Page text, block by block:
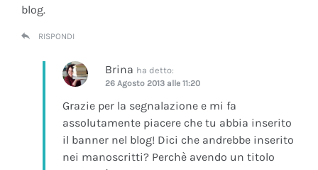
blog.
RISPONDI
Brina ha detto:
26 Agosto 2013 alle 11:20
Grazie per la segnalazione e mi fa
assolutamente piacere che tu abbia inserito
il banner nel blog! Dici che andrebbe inserito
nei manoscritti? Perchè avendo un titolo